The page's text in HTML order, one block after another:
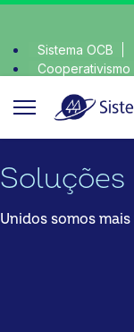
Sistema OCB
Cooperativismo
Soluções
Unidos somos